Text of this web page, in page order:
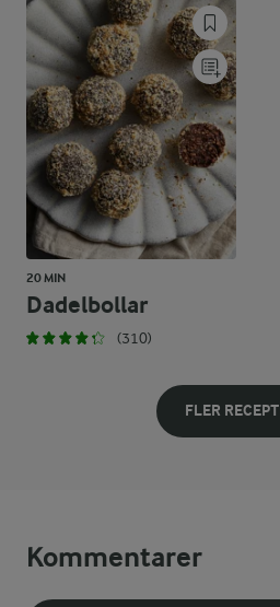
20 MIN
Dadelbollar
(310)
FLER RECEPT
Kommentarer